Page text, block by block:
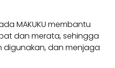
MAKUKU membantu
dan merata, sehingga
dan menjaga